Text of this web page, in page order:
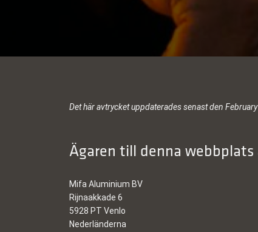
Det här avtrycket uppdaterades senast den
Ägaren till denna webbplats
Mifa Aluminium BV
Rijnaakkade 6
5928 PT Venlo
Nederländerna